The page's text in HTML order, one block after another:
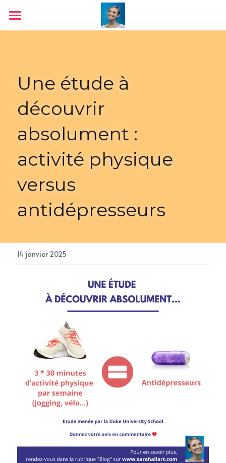
Accueil
Conférences
Médias
Ressources & outils
Une étude à
découvrir
absolument :
activité physique
versus
antidépresseurs
14 janvier 2025